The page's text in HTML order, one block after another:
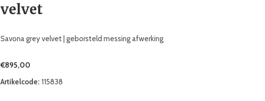
velvet
Savona grey velvet | geborsteld messing afwerking
€895,00
Artikelcode: 115838